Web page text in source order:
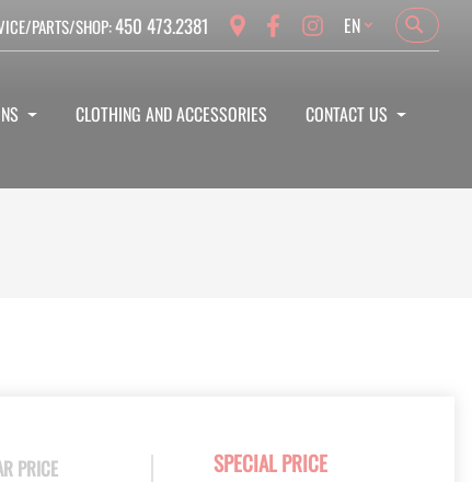
PARTS/SHOP:450 473.2381
Search
Search
Language
EN
CLOTHING AND ACCESSORIES CONTACT US
SPECIAL PRICE
PRICE